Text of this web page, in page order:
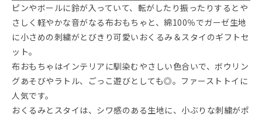
ピンやボールに鈴が入っていて、転がしたり振ったりするとや
さしく軽やかな音がなる布おもちゃと、綿100％でガーゼ生地
に小さめの刺繍がとびきり可愛いおくるみ＆スタイのギフトセ
ット。
布おもちゃはインテリアに馴染むやさしい色合いで、ボウリン
グあそびやラトル、ごっこ遊びとしても◎。ファーストトイに
人気です。
おくるみとスタイは、シワ感のある生地に、小ぶりな刺繍がポ